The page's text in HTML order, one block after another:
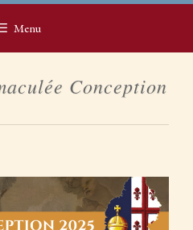
Menu
Conception